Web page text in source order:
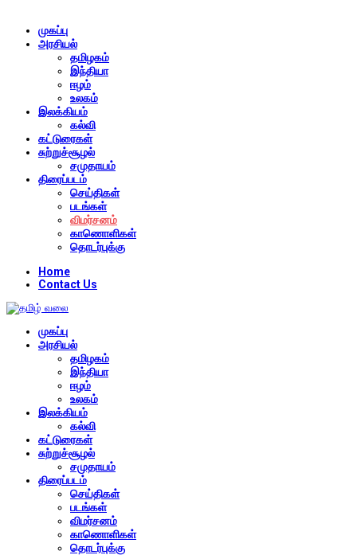
முகப்பு
அரசியல்
தமிழகம்
இந்தியா
ஈழம்
உலகம்
இலக்கியம்
கல்வி
கட்டுரைகள்
சுற்றுச்சூழல்
சமுதாயம்
திரைப்படம்
செய்திகள்
படங்கள்
விமர்சனம்
காணொளிகள்
தொடர்புக்கு
Home
Contact Us
முகப்பு
அரசியல்
தமிழகம்
இந்தியா
ஈழம்
உலகம்
இலக்கியம்
கல்வி
கட்டுரைகள்
சுற்றுச்சூழல்
சமுதாயம்
திரைப்படம்
செய்திகள்
படங்கள்
விமர்சனம்
காணொளிகள்
தொடர்புக்கு